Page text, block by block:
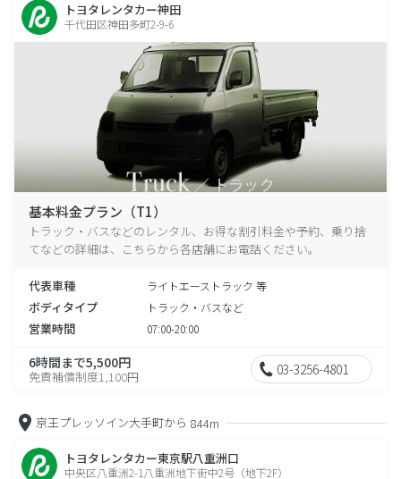
トヨタレンタカー神田
千代田区神田多町2-9-6
基本料金プラン（T1）
トラック・バスなどのレンタル、お得な割引料金や予約、乗り捨
てなどの詳細は、こちらから各店舗にお電話ください。
代表車種 ライトエーストラック 等
ボディタイプ トラック・バスなど
営業時間 07:00-20:00
6時間まで5,500円
免責補償制度1,100円 03-3256-4801
京王プレッソイン大手町から 844m
トヨタレンタカー東京駅八重洲口
中央区八重洲2-1八重洲地下街中2号（地下2F）